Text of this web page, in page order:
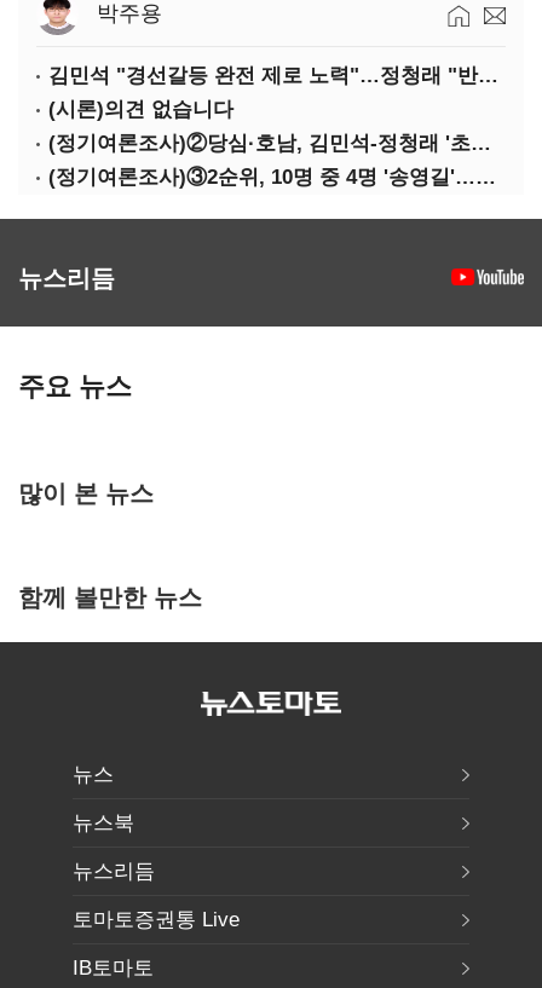
박주용
김민석 "경선갈등 완전 제로 노력"…정청래 "반명 공세 사과부터"
(시론)의견 없습니다
(정기여론조사)②당심·호남, 김민석-정청래 '초접전'
(정기여론조사)③2순위, 10명 중 4명 '송영길'…정청래 '한 자릿수'
뉴스리듬
주요 뉴스
많이 본 뉴스
함께 볼만한 뉴스
뉴스
뉴스북
뉴스리듬
토마토증권통 Live
IB토마토